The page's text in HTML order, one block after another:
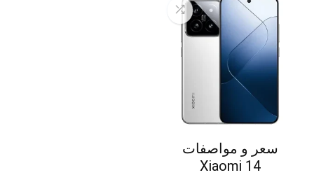
سعر و مواصفات
Xiaomi 14